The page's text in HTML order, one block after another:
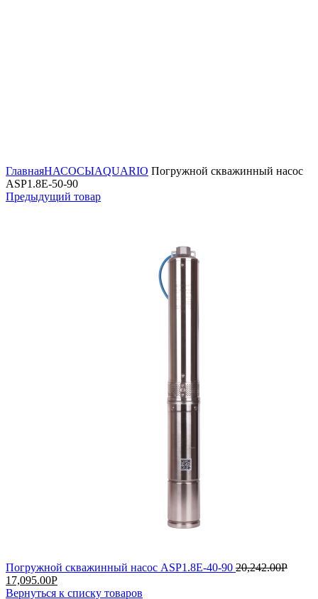
ГлавнаяНАСОСЫAQUARIO Погружной скважинный насос
ASP1.8Е-50-90
Предыдущий товар
Погружной скважинный насос ASP1.8Е-40-90 20,242.00Р
17,095.00Р
Вернуться к списку товаров